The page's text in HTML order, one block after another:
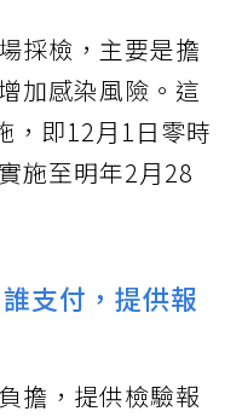
採檢，主要是擔
加感染風險。這
，即12月1日零時
施至明年2月28
支付，提供報
擔，提供檢驗報